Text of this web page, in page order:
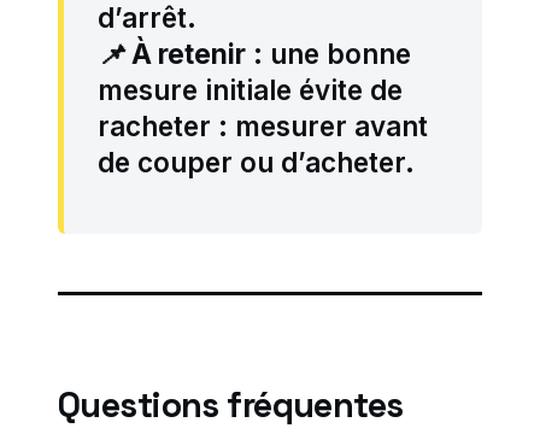
d’arrêt.
📌À retenir : une bonne
mesure initiale évite de
racheter : mesurer avant
de couper ou d’acheter.
Questions fréquentes